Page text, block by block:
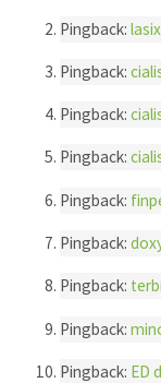
Pingback:
Pingback:
Pingback:
Pingback:
Pingback:
Pingback:
Pingback:
Pingback:
Pingback: ED